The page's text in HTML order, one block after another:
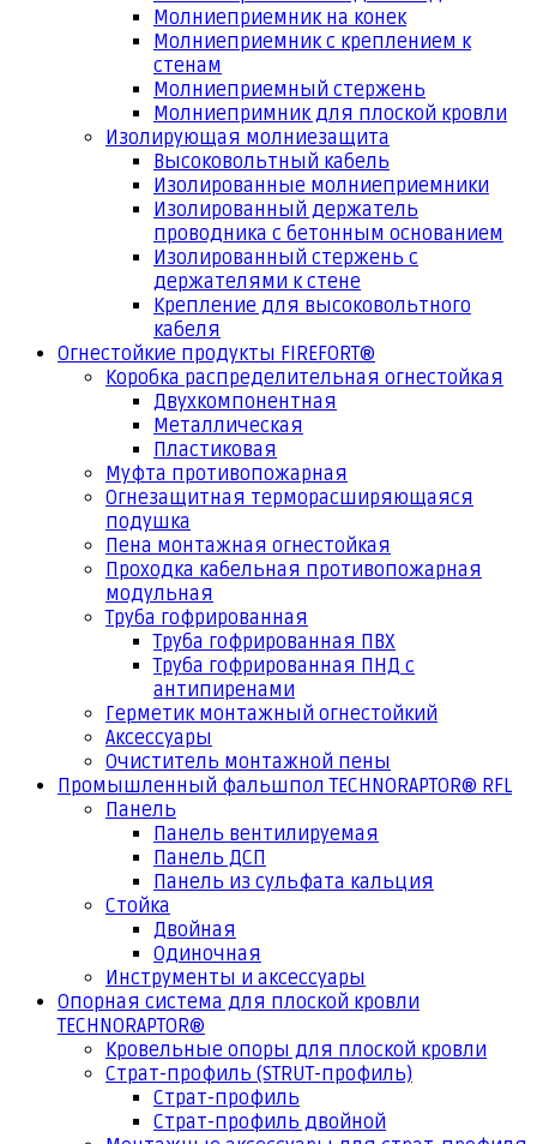
Молниеприемник на конек
Молниеприемник с креплением к
стенам
Молниеприемный стержень
Молниепримник для плоской кровли
Изолирующая молниезащита
Высоковольтный кабель
Изолированные молниеприемники
Изолированный держатель
проводника с бетонным основанием
Изолированный стержень с
держателями к стене
Крепление для высоковольтного
кабеля
Огнестойкие продукты FIREFORT®
Коробка распределительная огнестойкая
Двухкомпонентная
Металлическая
Пластиковая
Муфта противопожарная
Огнезащитная терморасширяющаяся
подушка
Пена монтажная огнестойкая
Проходка кабельная противопожарная
модульная
Труба гофрированная
Труба гофрированная ПВХ
Труба гофрированная ПНД с
антипиренами
Герметик монтажный огнестойкий
Аксессуары
Очиститель монтажной пены
Промышленный фальшпол TECHNORAPTOR® RFL
Панель
Панель вентилируемая
Панель ДСП
Панель из сульфата кальция
Стойка
Двойная
Одиночная
Инструменты и аксессуары
Опорная система для плоской кровли
TECHNORAPTOR®
Кровельные опоры для плоской кровли
Страт-профиль (STRUT-профиль)
Страт-профиль
Страт-профиль двойной